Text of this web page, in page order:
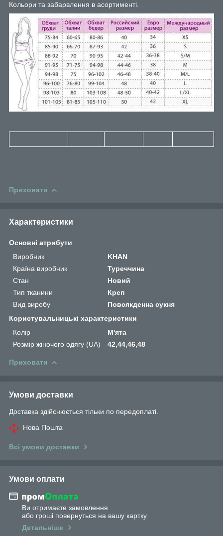
Кольори та забарвлення в асортименті.
Приховати
Характеристики
Основні атрибути
Виробник
KHAN
Країна виробник
Туреччина
Стан
Новий
Тип тканини
Креп
Вид виробу
Повсякденна сукня
Користувальницькі характеристики
Колір
М'ята
Розмір жіночого одягу (UA)
42,44,46,48
Приховати
Умови доставки
Доставка здійснюється тільки по передоплаті.
Нова Пошта
Всі умови доставки
Умови оплати
Ви отримаєте замовлення
або гроші повернуться на вашу картку
Детальніше